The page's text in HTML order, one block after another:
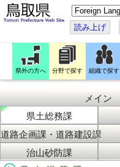
こ
の
ペ
ー
ジ
翻
訳
す
読み上げ
県外の方へ 分野で探す 組織で探す
メイン
県土総務課
道路企画課・道路建設課
治山砂防課